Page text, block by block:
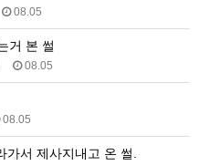
08.05
거 본 썰
08.05
08.05
서 제사지내고 온 썰.